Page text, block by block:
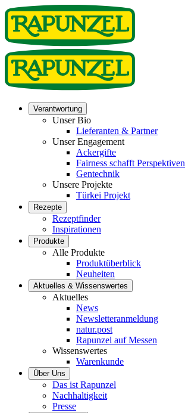
Verantwortung
Unser Bio
Lieferanten & Partner
Unser Engagement
Ackergifte
Fairness schafft Perspektiven
Gentechnik
Unsere Projekte
Türkei Projekt
Rezepte
Rezeptfinder
Inspirationen
Produkte
Alle Produkte
Produktüberblick
Neuheiten
Aktuelles & Wissenswertes
Aktuelles
News
Newsletteranmeldung
natur.post
Rapunzel auf Messen
Wissenswertes
Warenkunde
Über Uns
Das ist Rapunzel
Nachhaltigkeit
Presse